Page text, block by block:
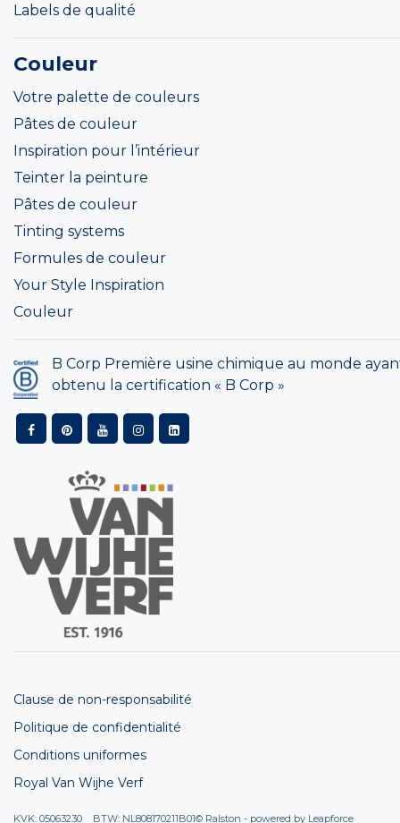
Labels de qualité
Couleur
Votre palette de couleurs
Pâtes de couleur
Inspiration pour l’intérieur
Teinter la peinture
Pâtes de couleur
Tinting systems
Formules de couleur
Your Style Inspiration
Couleur
B Corp Première usine chimique au monde
obtenu la certification « B Corp »
Clause de non-responsabilité
Politique de confidentialité
Conditions uniformes
Royal Van Wijhe Verf
KVK: 05063230 BTW: NL808170211B01© Ralston - powered by Leapforce